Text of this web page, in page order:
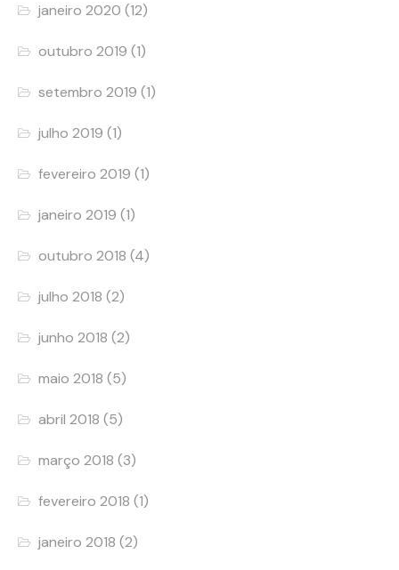
janeiro 2020 (12)
outubro 2019 (1)
setembro 2019 (1)
julho 2019 (1)
fevereiro 2019 (1)
janeiro 2019 (1)
outubro 2018 (4)
julho 2018 (2)
junho 2018 (2)
maio 2018 (5)
abril 2018 (5)
março 2018 (3)
fevereiro 2018 (1)
janeiro 2018 (2)